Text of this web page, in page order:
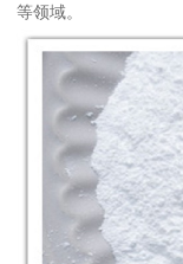
等领域。